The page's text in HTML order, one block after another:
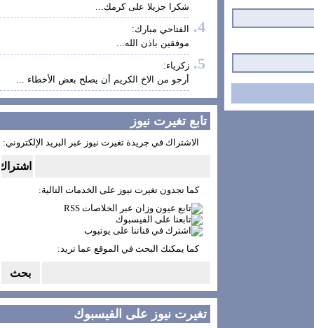
شكرا جزيلا على كرمك...
الفتاحي مبارك:
موفقين باذن الله...
زكرياء:
أرجو من الاخ الكريم أن يصلح بعض الأخطاء ...
تابع تغيرت نيوز
الاشتراك في جريدة تغيرت نيوز عبر البريد الإلكتروني:
كما تجدون تغيرت نيوز على الخدمات التالية:
كما يمكنك البحث في الموقع عما تريد:
تغيرت نيوز على الفيسبوك